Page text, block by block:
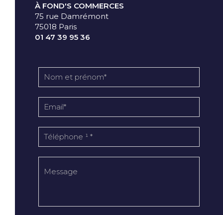
À FOND'S COMMERCES
75 rue Damrémont
75018 Paris
01 47 39 95 36